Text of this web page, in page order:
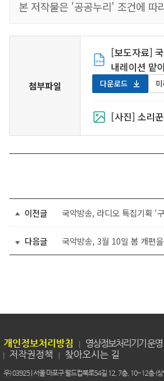
본 저작물은 '공공누리' 조건에 따
첨부파일
[보도자료]
내레이션 맡
다운로드
[사진] 소리
이전글 국악방송, 라디오 특집기획 ‘
다음글
개인정보처리방침 영상정보처리기기 운영
저작권정책
찾아오시는 길
우) 03925 | 서울 마포구 월드컵북로54길 12, 7층, 10~12층 (